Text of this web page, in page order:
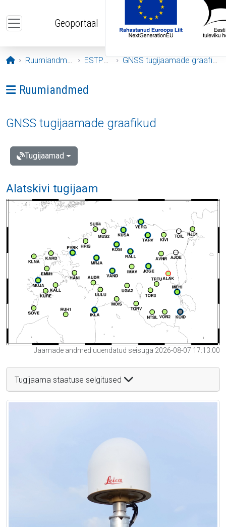
Geoportaal
Avaleht
Ruumiandmed ESTPOS GNSS tugijaamade graafikud
Ava menüü: Ruumiandmed
Ruumiandmed
GNSS tugijaamade graafikud
Tugijaamad
Alatskivi tugijaam
Jaamade andmed uuendatud seisuga 2026-08-07 17:13:00
Tugijaama staatuse selgitused